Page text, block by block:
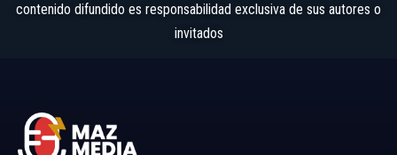
contenido difundido es responsabilidad exclusiva de sus autores o
invitados